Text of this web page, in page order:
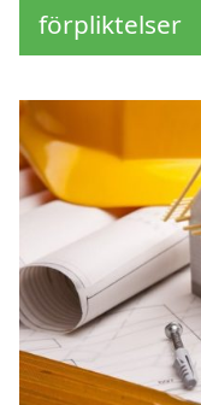
förpliktelser